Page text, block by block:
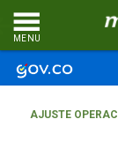
MENU
AJUSTE